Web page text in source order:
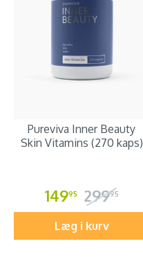
Pureviva Inner Beauty
Skin Vitamins (270 kaps)
14995 29995
Læg i kurv